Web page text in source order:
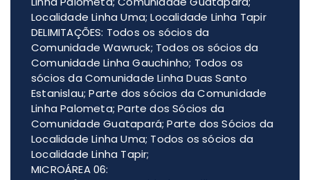
Localidade Linha Uma; Localidade Linha Tapir
DELIMITAÇÕES: Todos os sócios da
Comunidade Wawruck; Todos os sócios da
Comunidade Linha Gauchinho; Todos os
sócios da Comunidade Linha Duas Santo
Estanislau; Parte dos sócios da Comunidade
Linha Palometa; Parte dos Sócios da
Comunidade Guatapará; Parte dos Sócios da
Localidade Linha Uma; Todos os sócios da
Localidade Linha Tapir;
MICROÁREA 06: